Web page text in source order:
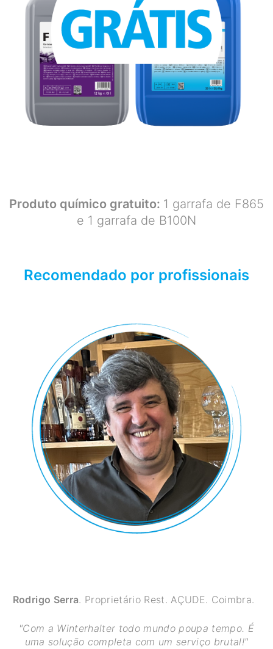
Produto químico gratuito: 1 garrafa de F865
e 1 garrafa de B100N
Recomendado por profissionais
Rodrigo Serra. Proprietário Rest. AÇUDE. Coimbra.
"Com a Winterhalter todo mundo poupa tempo. É
uma solução completa com um serviço brutal!"